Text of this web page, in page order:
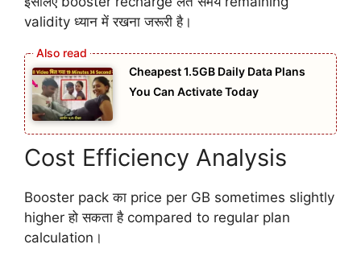
validity ध्यान में रखना जरूरी है।
Cheapest 1.5GB Daily Data Plans
You Can Activate Today
Cost Efficiency Analysis
Booster pack का price per GB sometimes slightly
higher हो सकता है compared to regular plan
calculation।